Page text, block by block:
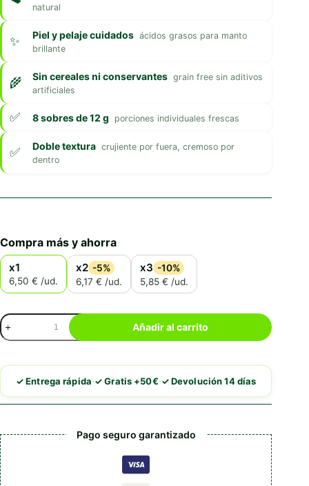
natural
Piel y pelaje cuidados ácidos grasos para manto
brillante
Sin cereales ni conservantes grain free sin aditivos
artificiales
8 sobres de 12 g porciones individuales frescas
Doble textura crujiente por fuera, cremoso por
dentro
Compra más y ahorra
x1
6,50 € /ud.
x2 -5%
6,17 € /ud.
x3 -10%
5,85 € /ud.
Churu
Dog
Bites
con
Salmón
cantidad
Añadir al carrito
✓ Entrega rápida·✓ Gratis +50€·✓ Devolución 14 días
Pago seguro garantizado